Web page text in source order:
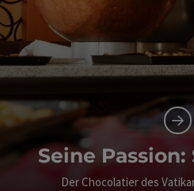
Seine
Der Chocolatier des